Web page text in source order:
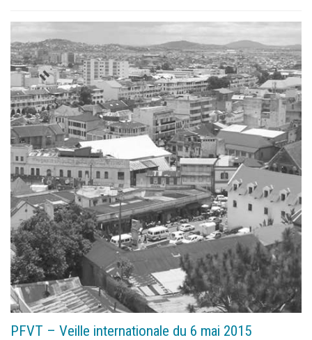
PFVT – Veille internationale du 6 mai 2015